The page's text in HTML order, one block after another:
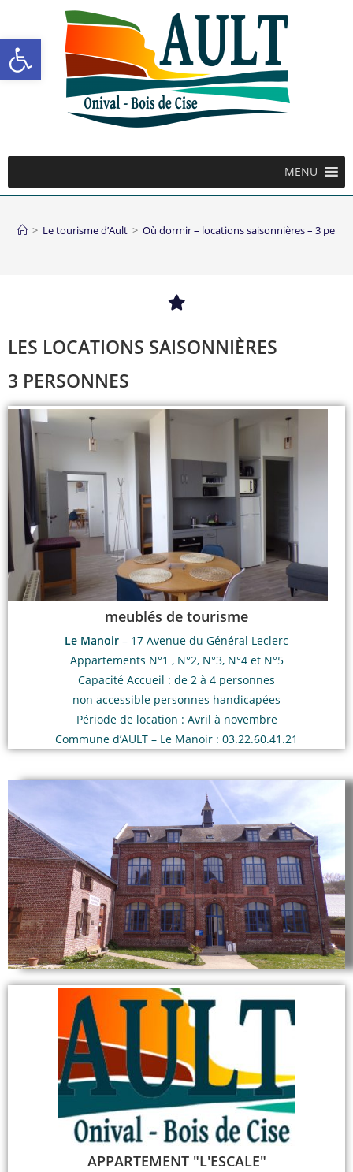
Ouvrir la barre d’outils
MENU
> Le tourisme d’Ault > Où dormir – locations saisonnières – 3
LES LOCATIONS SAISONNIÈRES
3 PERSONNES
meublés de tourisme
Le Manoir – 17 Avenue du Général Leclerc
Appartements N°1 , N°2, N°3, N°4 et N°5
Capacité Accueil : de 2 à 4 personnes
non accessible personnes handicapées
Période de location : Avril à novembre
Commune d’AULT – Le Manoir : 03.22.60.41.21
APPARTEMENT "L'ESCALE"